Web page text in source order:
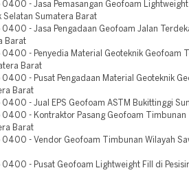
0400 - Jasa Pemasangan Geofoam
Selatan Sumatera Barat
0400 - Jasa Pengadaan Geofoam Jalan
Barat
0400 - Penyedia Material Geoteknik Geofoam
Barat
0400 - Pusat Pengadaan Material Geoteknik
Barat
0400 - Jual EPS Geofoam ASTM Bukittinggi
0400 - Kontraktor Pasang Geofoam Timbunan
Barat
0400 - Vendor Geofoam Timbunan Wilayah
0400 - Pusat Geofoam Lightweight Fill di